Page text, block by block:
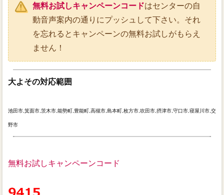
無料お試しキャンペーンコードはセンターの自
動音声案内の通りにプッシュして下さい。それ
を忘れるとキャンペーンの無料お試しがもらえ
ません！
大よその対応範囲
池田市,箕面市,茨木市,能勢町,豊能町,高槻市,島本町,枚方市,吹田市,摂津市,守口市,寝屋川市,交
野市
無料お試しキャンペーンコード